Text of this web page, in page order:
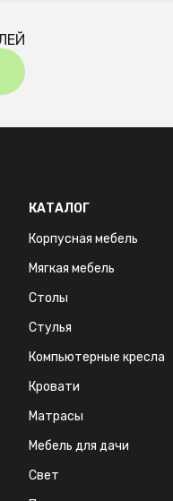
КАТАЛОГ
Корпусная мебель
Мягкая мебель
Столы
Стулья
Компьютерные кресла
Кровати
Матрасы
Мебель для дачи
Свет